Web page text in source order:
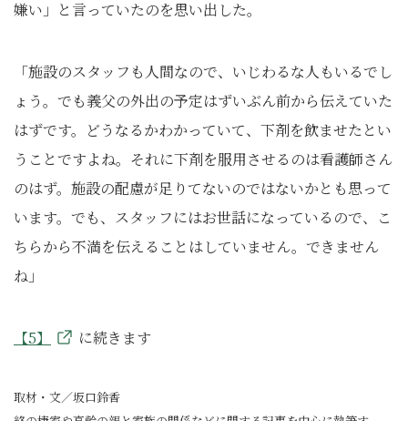
嫌い」と言っていたのを思い出した。
「施設のスタッフも人間なので、いじわるな人もいるでし
ょう。でも義父の外出の予定はずいぶん前から伝えていた
はずです。どうなるかわかっていて、下剤を飲ませたとい
うことですよね。それに下剤を服用させるのは看護師さん
のはず。施設の配慮が足りてないのではないかとも思って
います。でも、スタッフにはお世話になっているので、こ
ちらから不満を伝えることはしていません。できません
ね」
【5】 に続きます
取材・文／坂口鈴香